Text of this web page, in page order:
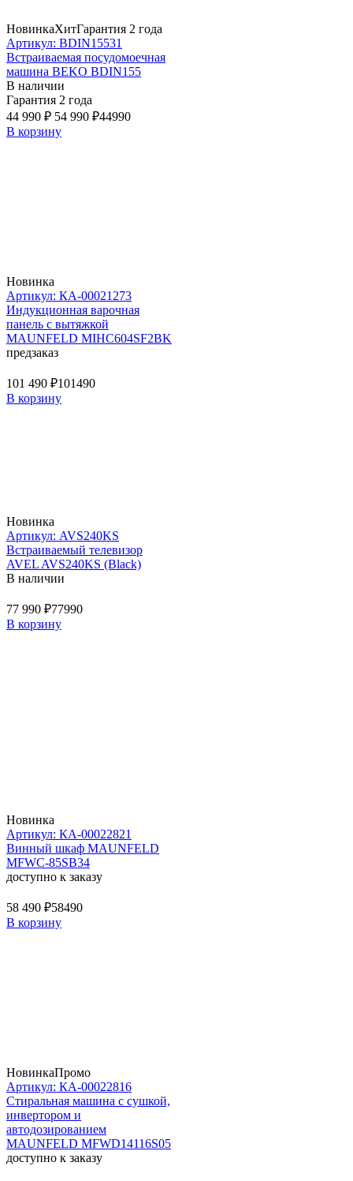
НовинкаХитГарантия 2 года
Артикул: BDIN15531
Встраиваемая посудомоечная
машина BEKO BDIN155
В наличии
Гарантия 2 года
44 990 ₽ 54 990 ₽44990
В корзину
Новинка
Артикул: КА-00021273
Индукционная варочная
панель с вытяжкой
MAUNFELD MIHC604SF2BK
предзаказ
101 490 ₽101490
В корзину
Новинка
Артикул: AVS240KS
Встраиваемый телевизор
AVEL AVS240KS (Black)
В наличии
77 990 ₽77990
В корзину
Новинка
Артикул: КА-00022821
Винный шкаф MAUNFELD
MFWC-85SB34
доступно к заказу
58 490 ₽58490
В корзину
НовинкаПромо
Артикул: КА-00022816
Стиральная машина c сушкой,
инвертором и
автодозированием
MAUNFELD MFWD14116S05
доступно к заказу